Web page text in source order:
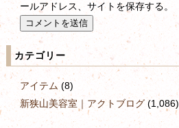
ールアドレス、サイトを保存する。
カテゴリー
アイテム (8)
新狭山美容室｜アクトブログ(1,086)